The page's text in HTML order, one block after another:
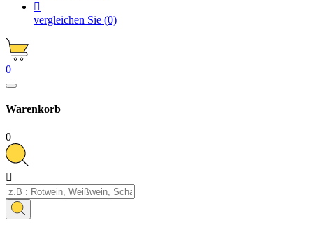

vergleichen Sie (0)
0
Warenkorb
0
